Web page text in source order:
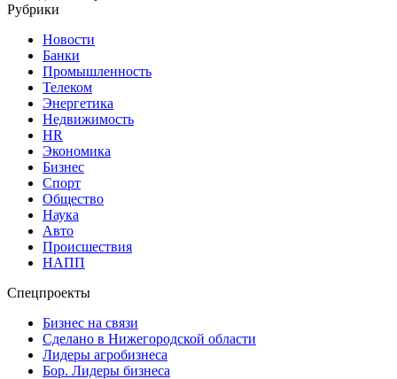
Рубрики
Новости
Банки
Промышленность
Телеком
Энергетика
Недвижимость
HR
Экономика
Бизнес
Спорт
Общество
Наука
Авто
Происшествия
НАПП
Спецпроекты
Бизнес на связи
Сделано в Нижегородской области
Лидеры агробизнеса
Бор. Лидеры бизнеса